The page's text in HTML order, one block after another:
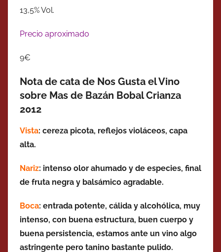
13,5% Vol.
Precio aproximado
9€
Nota de cata de Nos Gusta el Vino
sobre Mas de Bazán Bobal Crianza
2012
Vista: cereza picota, reflejos violáceos, capa
alta.
Nariz: intenso olor ahumado y de especies, final
de fruta negra y balsámico agradable.
Boca: entrada potente, cálida y alcohólica, muy
intenso, con buena estructura, buen cuerpo y
buena persistencia, estamos ante un vino algo
astringente pero tanino bastante pulido.